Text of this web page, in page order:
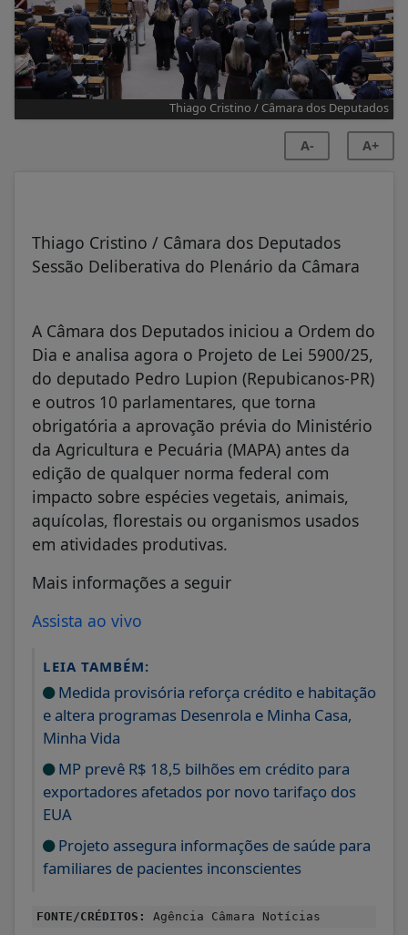
Thiago Cristino / Câmara dos Deputados
A- A+
Thiago Cristino / Câmara dos Deputados
Sessão Deliberativa do Plenário da Câmara
A Câmara dos Deputados iniciou a Ordem do
Dia e analisa agora o Projeto de Lei 5900/25,
do deputado Pedro Lupion (Repubicanos-PR)
e outros 10 parlamentares, que torna
obrigatória a aprovação prévia do Ministério
da Agricultura e Pecuária (MAPA) antes da
edição de qualquer norma federal com
impacto sobre espécies vegetais, animais,
aquícolas, florestais ou organismos usados
em atividades produtivas.
Mais informações a seguir
Assista ao vivo
LEIA TAMBÉM:
Medida provisória reforça crédito e habitação
e altera programas Desenrola e Minha Casa,
Minha Vida
MP prevê R$ 18,5 bilhões em crédito para
exportadores afetados por novo tarifaço dos
EUA
Projeto assegura informações de saúde para
familiares de pacientes inconscientes
FONTE/CRÉDITOS: Agência Câmara Notícias